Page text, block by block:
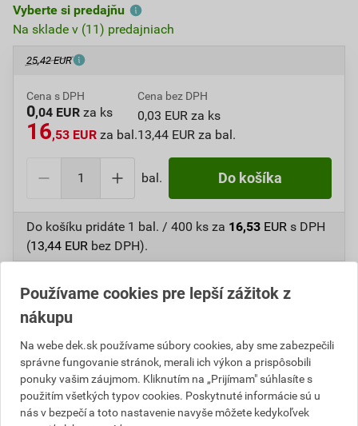
Vyberte si predajňu
Na sklade v (11) predajniach
25,42 EUR
Cena s DPH
0,04 EUR za ks
16,53 EUR za bal.
Cena bez DPH
0,03 EUR za ks
13,44 EUR za bal.
bal. Do košíka
Do košíku pridáte 1 bal. / 400 ks za 16,53 EUR s DPH
(13,44 EUR bez DPH).
VýrobcaTOP KRAFT
Popis
Natĺkacie hmoždinky sa používajú pre kotvenie
Používame cookies pre lepší zážitok z
nákupu
Na webe dek.sk používame súbory cookies, aby sme zabezpečili
správne fungovanie stránok, merali ich výkon a prispôsobili
ponuky vašim záujmom. Kliknutím na „Prijímam" súhlasíte s
použitím všetkých typov cookies. Poskytnuté informácie sú u
nás v bezpečí a toto nastavenie navyše môžete kedykoľvek